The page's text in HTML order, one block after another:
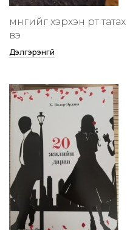
мөнгийг хэрхэн өөртөө татах
вэ
Дэлгэрэнгүй